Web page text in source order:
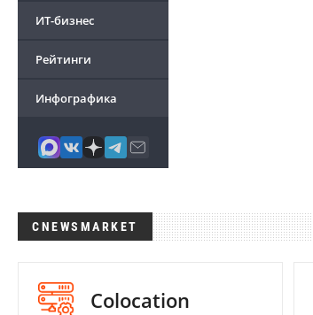
ИТ-бизнес
Рейтинги
Инфографика
CNEWSMARKET
Colocation